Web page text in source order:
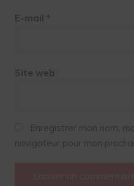
E-mail *
Site web
Enregistrer mon nom,
navigateur pour mon